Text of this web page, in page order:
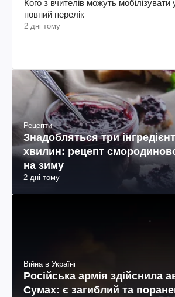
Кого з вчителів можуть мобілізувати
повний перелік
2 дні тому
Рецепти
Знадобляться три
хвилин: рецепт
на зиму
2 дні тому
Війна в Україні
Російська армія здійснила
Сумах: є загиблий та